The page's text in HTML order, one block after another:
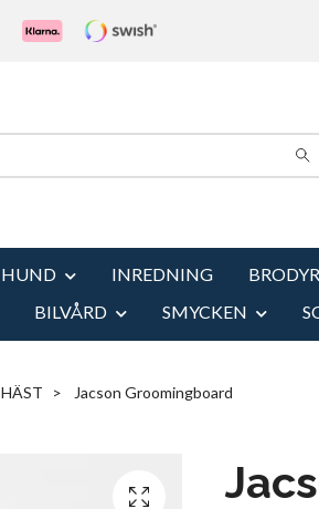
HUND INREDNING BRODYR
BILVÅRD SMYCKEN
HÄST Jacson Groomingboard